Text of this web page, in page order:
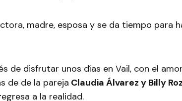
madre, esposa y se da tiempo para
de disfrutar unos días en Vail, con el
de de la pareja Claudia Álvarez y Billy
egresa a la realidad.